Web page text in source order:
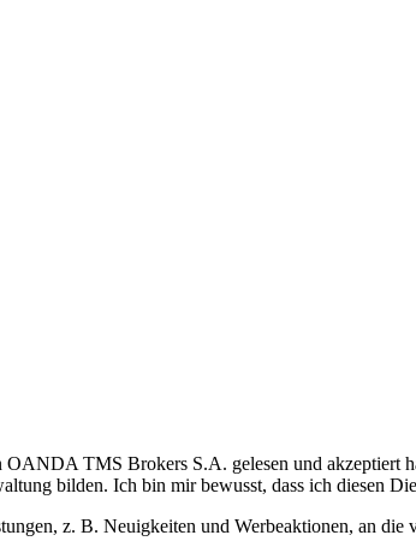
OANDA TMS Brokers S.A. gelesen und akzeptiert
bilden. Ich bin mir bewusst, dass ich diesen
z. B. Neuigkeiten und Werbeaktionen, an die